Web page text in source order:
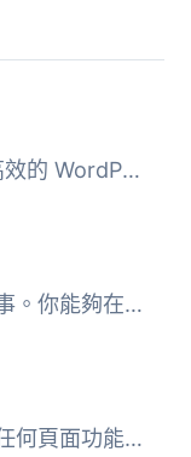
Post Duplicator 是一款高效的 WordPress 外掛，能夠輕鬆複製...
有時候，幸福就是一些小事。你能夠在原始內容還在線上時，準...
這個外掛是用來創建複製任何頁面功能，包括自訂欄位。 主要功...